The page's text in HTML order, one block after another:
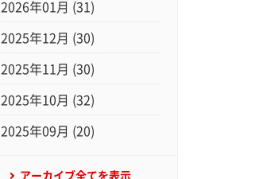
2026年01月 (31)
2025年12月 (30)
2025年11月 (30)
2025年10月 (32)
2025年09月 (20)
アーカイブ全てを表示